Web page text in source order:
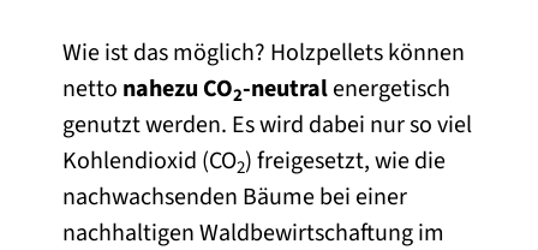
Wie ist das möglich? Holzpellets können
netto nahezu CO2-neutralenergetisch
genutzt werden. Es wird dabei nur so viel
Kohlendioxid (CO2) freigesetzt, wie die
nachwachsenden Bäume bei einer
nachhaltigen Waldbewirtschaftung im